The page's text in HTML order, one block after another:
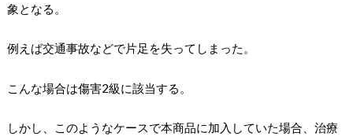
象となる。
例えば交通事故などで片足を失ってしまった。
こんな場合は傷害2級に該当する。
しかし、このようなケースで本商品に加入していた場合、治療